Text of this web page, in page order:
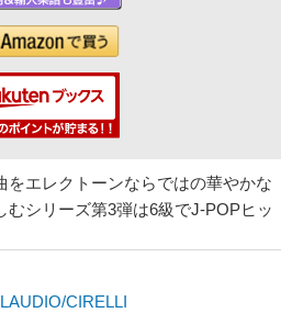
をエレクトーンならではの華やかな
むシリーズ第3弾は6級でJ-POPヒッ
CIRELLI